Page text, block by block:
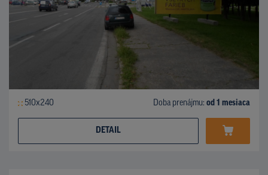
510x240 Doba prenájmu: od 1 mesiaca
DETAIL